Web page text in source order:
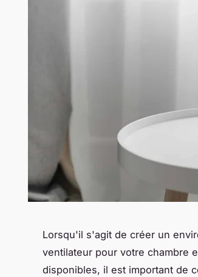
Lorsqu'il s'agit de créer un
ventilateur pour votre chambre
disponibles, il est important de